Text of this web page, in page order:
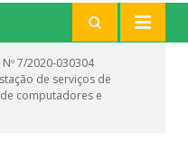
Nº 7/2020-030304
de serviços de
computadores e